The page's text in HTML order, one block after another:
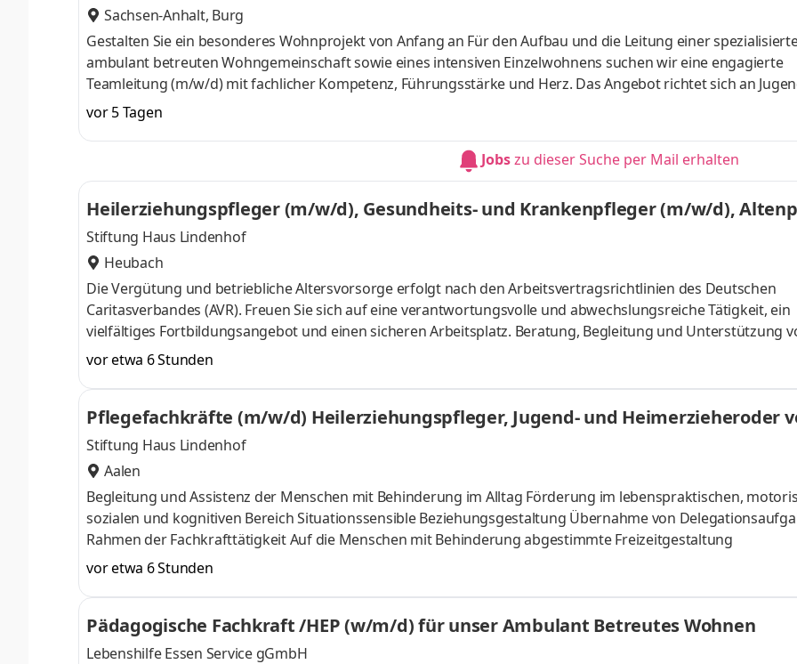
Sachsen-Anhalt, Burg
Gestalten Sie ein besonderes Wohnprojekt von Anfang an Für den Aufbau und die Leitung einer
ambulant betreuten Wohngemeinschaft sowie eines intensiven Einzelwohnens suchen wir eine engagierte
Teamleitung (m/w/d) mit fachlicher Kompetenz, Führungsstärke und Herz. Das Angebot richtet sich an
und junge Erwachsene mit Autismus-Spektrum-Störungen, schweren geistigen und mehrfachen
sowie herausfordernden Verhaltensweisen. Sie übernehmen eine Schlüsselrolle beim Aufbau eines
Wohn- und Teilhabeangebotes, das Schutz, Entwicklung, Selbstbestimmung und individuelle Förderung in
Mittelpunkt stellt. Aufgaben Fachliche und organisatorische Leitung
vor 5 Tagen
Jobszu dieser Suche per Mail erhalten
Heilerziehungspfleger (m/w/d), Gesundheits- und Krankenpfleger (m/w/d),
ergleichbarer Qualifikation
Stiftung Haus Lindenhof
Heubach
Die Vergütung und betriebliche Altersvorsorge erfolgt nach den Arbeitsvertragsrichtlinien des Deutschen
Caritasverbandes (AVR). Freuen Sie sich auf eine verantwortungsvolle und abwechslungsreiche Tätigkeit, ein
vielfältiges Fortbildungsangebot und einen sicheren Arbeitsplatz. Beratung, Begleitung und Unterstützung von
Menschen mit Behinderung bei der Alltagsbewältigung Ermittlung und Koordinierung des Unterstützungsbedarfs
zur Selbstbestimmung und Selbsthilfe
vor etwa 6 Stunden
Pflegefachkräfte (m/w/d) Heilerziehungspfleger, Jugend- und Heimerzieheroder
n (m/w/d)
Stiftung Haus Lindenhof
Aalen
Begleitung und Assistenz der Menschen mit Behinderung im Alltag Förderung im lebenspraktischen, motorischen,
sozialen und kognitiven Bereich Situationssensible Beziehungsgestaltung Übernahme von Delegationsaufgaben im
Rahmen der Fachkrafttätigkeit Auf die Menschen mit Behinderung abgestimmte Freizeitgestaltung
vor etwa 6 Stunden
Pädagogische Fachkraft /HEP (w/m/d) für unser Ambulant Betreutes Wohnen
Lebenshilfe Essen Service gGmbH